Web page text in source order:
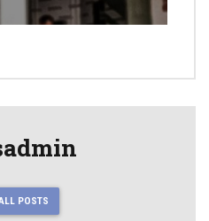
POSTS